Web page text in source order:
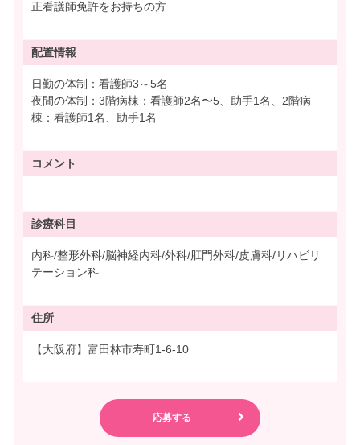
正看護師免許をお持ちの方
配置情報
日勤の体制：看護師3～5名
夜間の体制：3階病棟：看護師2名〜5、助手1名、2階病
棟：看護師1名、助手1名
コメント
診療科目
内科/整形外科/脳神経内科/外科/肛門外科/皮膚科/リハビリ
テーション科
住所
【大阪府】富田林市寿町1-6-10